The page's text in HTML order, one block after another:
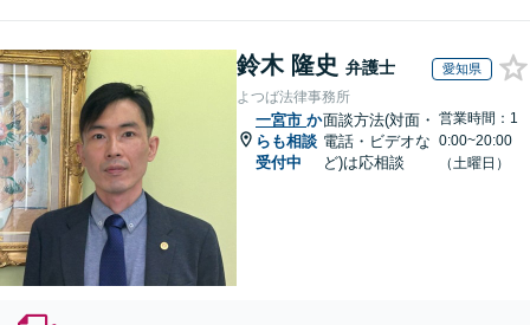
鈴木 隆史 弁護士 愛知県
よつば法律事務所
一宮市 か
らも相談
受付中
面談方法(対面・
電話・ビデオな
ど)は応相談
営業時間：1
0:00~20:00
（土曜日）